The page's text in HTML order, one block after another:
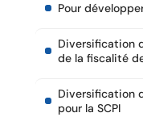
Pour
Diversification
de la fiscalité
Diversification
pour la SCPI